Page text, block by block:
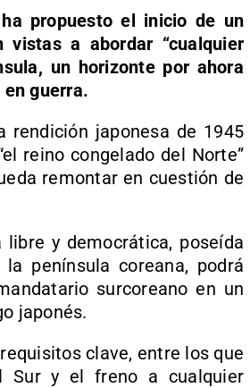
propuesto el inicio de un
a abordar “cualquier
un horizonte por ahora
guerra.
rendición japonesa de 1945
reino congelado del Norte”
remontar en cuestión de
libre y democrática, poseída
península coreana, podrá
surcoreano en un
japonés.
clave, entre los que
Sur y el freno a cualquier